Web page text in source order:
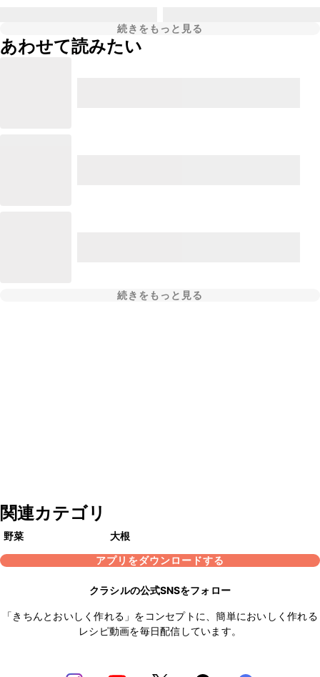
続きをもっと見る
あわせて読みたい
続きをもっと見る
関連カテゴリ
野菜
大根
アプリをダウンロードする
クラシルの公式SNSをフォロー
「きちんとおいしく作れる」をコンセプトに、簡単においしく作れる
レシピ動画を毎日配信しています。